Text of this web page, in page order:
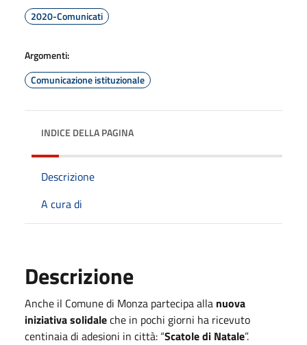
2020-Comunicati
Argomenti:
Comunicazione istituzionale
INDICE DELLA PAGINA
Descrizione
A cura di
Descrizione
Anche il Comune di Monza partecipa alla nuova
iniziativa solidaleche in pochi giorni ha ricevuto
centinaia di adesioni in città: “Scatole di Natale”.